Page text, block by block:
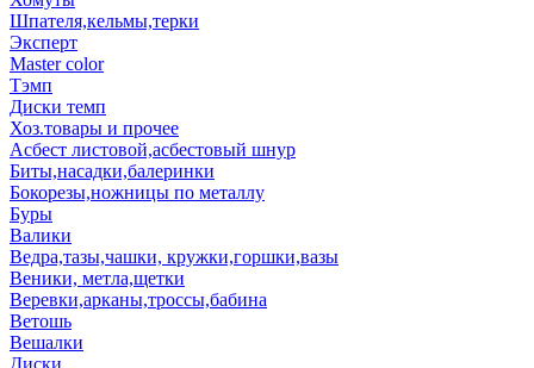
Шпателя,кельмы,терки
Эксперт
Master color
Тэмп
Диски темп
Хоз.товары и прочее
Асбест листовой,асбестовый шнур
Биты,насадки,балеринки
Бокорезы,ножницы по металлу
Буры
Валики
Ведра,тазы,чашки, кружки,горшки,вазы
Веники, метла,щетки
Веревки,арканы,троссы,бабина
Ветошь
Вешалки
Диски